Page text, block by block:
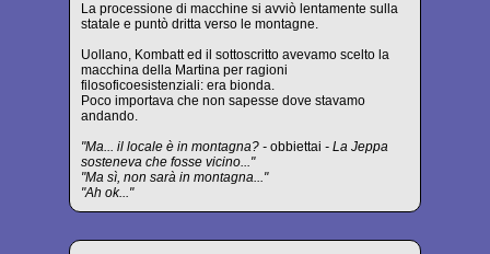
La processione di macchine si avviò lentamente sulla
statale e puntò dritta verso le montagne.
Uollano, Kombatt ed il sottoscritto avevamo scelto la
macchina della Martina per ragioni
filosoficoesistenziali: era bionda.
Poco importava che non sapesse dove stavamo
andando.
"Ma... il locale è in montagna? - obbiettai - La Jeppa
sosteneva che fosse vicino..."
"Ma sì, non sarà in montagna..."
"Ah ok..."